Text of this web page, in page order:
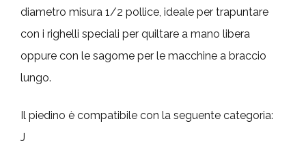
diametro misura 1/2 pollice, ideale per trapuntare
con i righelli speciali per quiltare a mano libera
oppure con le sagome per le macchine a braccio
lungo.
Il piedino è compatibile con la seguente categoria:
J